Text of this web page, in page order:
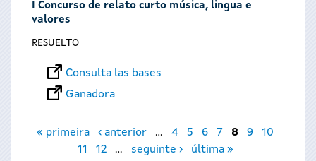
I Concurso de relato curto música, lingua e
valores
RESUELTO
Consulta las bases
Ganadora
Páginas
« primeira ‹ anterior … 4 5 6 7 8 9
10
11
12 … seguinte › última »